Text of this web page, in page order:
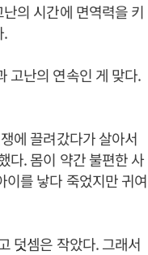
의 시간에 면역력을 키
.
고난의 연속인 게 맞다.
에 끌려갔다가 살아서
다. 몸이 약간 불편한 사
를 낳다 죽었지만 귀여
덧셈은 작았다. 그래서